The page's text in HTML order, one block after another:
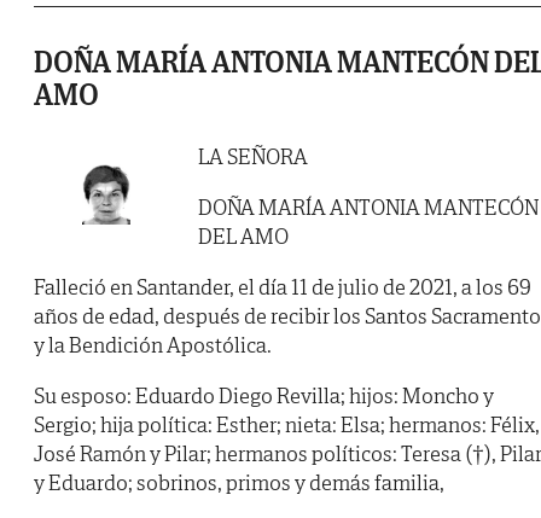
DOÑA MARÍA ANTONIA MANTECÓN
AMO
LA SEÑORA
DOÑA MARÍA ANTONIA MANTECÓN
DEL AMO
Falleció en Santander, el día 11 de julio de 2021, a los 69
años de edad, después de recibir los Santos
y la Bendición Apostólica.
Su esposo: Eduardo Diego Revilla; hijos: Moncho y
Sergio; hija política: Esther; nieta: Elsa; hermanos: Félix,
José Ramón y Pilar; hermanos políticos: Teresa (†), Pilar
y Eduardo; sobrinos, primos y demás familia,